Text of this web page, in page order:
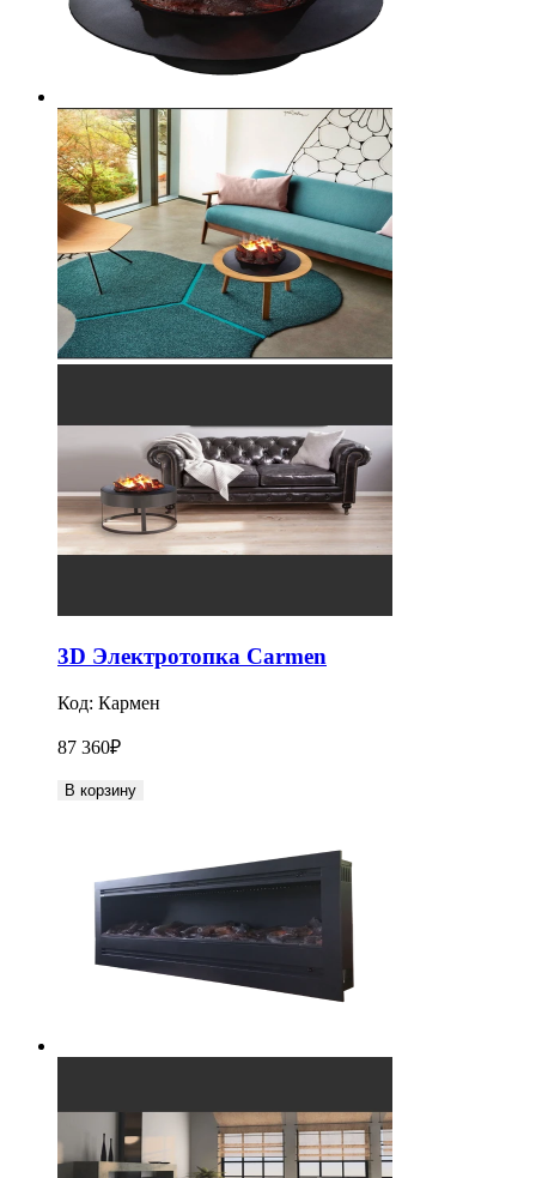
3D Электротопка Carmen
Код: Кармен
87 360₽
В корзину